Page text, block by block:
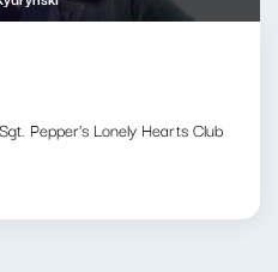
Pepper's Lonely Hearts Club